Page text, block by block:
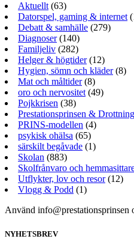
Aktuellt(63)
Datorspel, gaming & internet
Debatt & samhälle (279)
Diagnoser(140)
Familjeliv (282)
Helger & högtider(12)
Hygien, sömn och kläder(8)
Mat och måltider(8)
oro och nervositet(49)
Pojkkrisen (38)
Prestationsprinsen &
PRINS-modellen (4)
psykisk ohälsa (65)
särskilt begåvade (1)
Skolan (883)
Skolfrånvaro och
Utflykter, lov och resor(12)
Vlogg & Podd (1)
Använd info@prestationsprinsen
NYHETSBREV